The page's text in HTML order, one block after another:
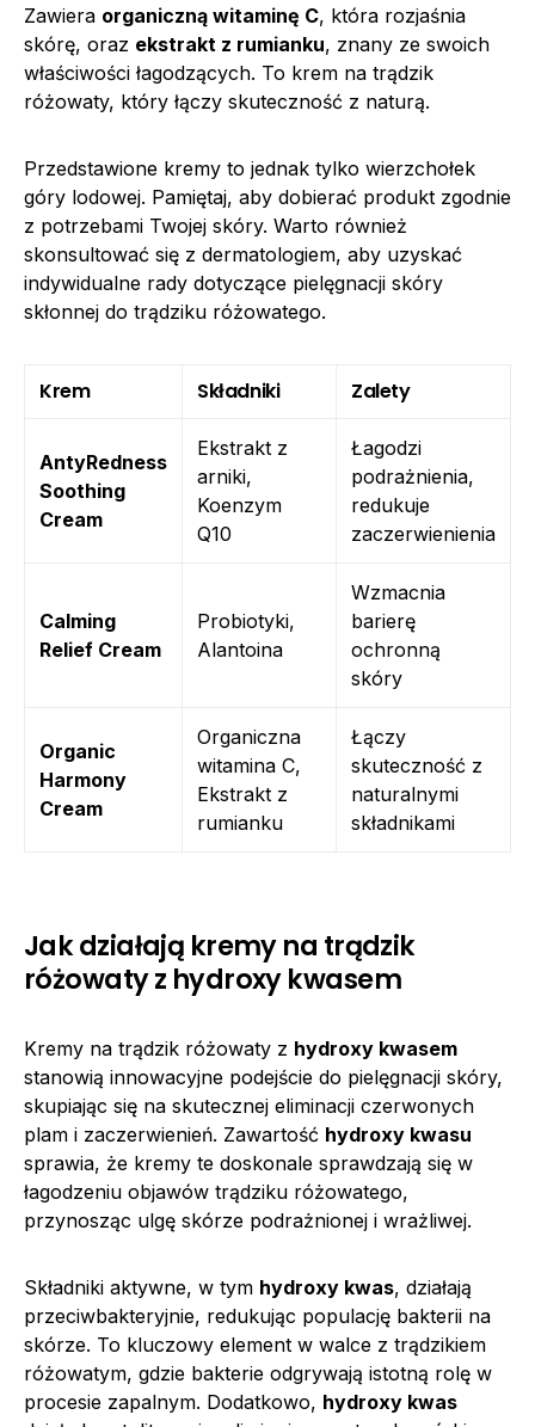
Zawiera organiczną witaminę C, która rozjaśnia
skórę, oraz ekstrakt z rumianku, znany ze swoich
właściwości łagodzących. To krem na trądzik
różowaty, który łączy skuteczność z naturą.
Przedstawione kremy to jednak tylko wierzchołek
góry lodowej. Pamiętaj, aby dobierać produkt zgodnie
z potrzebami Twojej skóry. Warto również
skonsultować się z dermatologiem, aby uzyskać
indywidualne rady dotyczące pielęgnacji skóry
skłonnej do trądziku różowatego.
Krem Składniki Zalety
AntyRedness
Soothing
Cream
Ekstrakt z
arniki,
Koenzym
Q10
Łagodzi
podrażnienia,
redukuje
zaczerwienienia
Calming
Relief Cream
Probiotyki,
Alantoina
Wzmacnia
barierę
ochronną
skóry
Organic
Harmony
Cream
Organiczna
witamina C,
Ekstrakt z
rumianku
Łączy
skuteczność z
naturalnymi
składnikami
Jak działają kremy na trądzik
różowaty z hydroxy kwasem
Kremy na trądzik różowaty z hydroxy kwasem
stanowią innowacyjne podejście do pielęgnacji skóry,
skupiając się na skutecznej eliminacji czerwonych
plam i zaczerwienień. Zawartość hydroxy kwasu
sprawia, że kremy te doskonale sprawdzają się w
łagodzeniu objawów trądziku różowatego,
przynosząc ulgę skórze podrażnionej i wrażliwej.
Składniki aktywne, w tym hydroxy kwas, działają
przeciwbakteryjnie, redukując populację bakterii na
skórze. To kluczowy element w walce z trądzikiem
różowatym, gdzie bakterie odgrywają istotną rolę w
procesie zapalnym. Dodatkowo, hydroxy kwas